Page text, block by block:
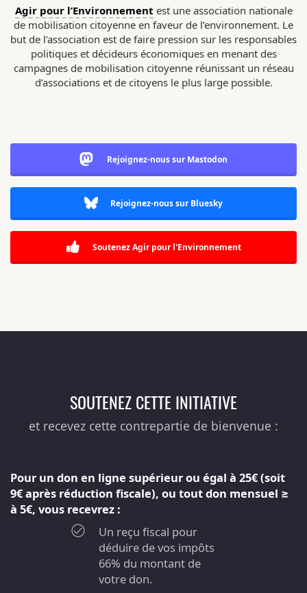
Agir pour l’Environnement est une association nationale
de mobilisation citoyenne en faveur de l’environnement. Le
but de l’association est de faire pression sur les responsables
politiques et décideurs économiques en menant des
campagnes de mobilisation citoyenne réunissant un réseau
d’associations et de citoyens le plus large possible.
Rejoignez-nous sur Mastodon
Rejoignez-nous sur Bluesky
Soutenez Agir pour l'Environnement
SOUTENEZ CETTE INITIATIVE
et recevez cette contrepartie de bienvenue :
Pour un don en ligne supérieur ou égal à 25€ (soit
9€ après réduction fiscale), ou tout don mensuel ≥
à 5€, vous recevrez :
Un reçu fiscal pour
déduire de vos impôts
66% du montant de
votre don.